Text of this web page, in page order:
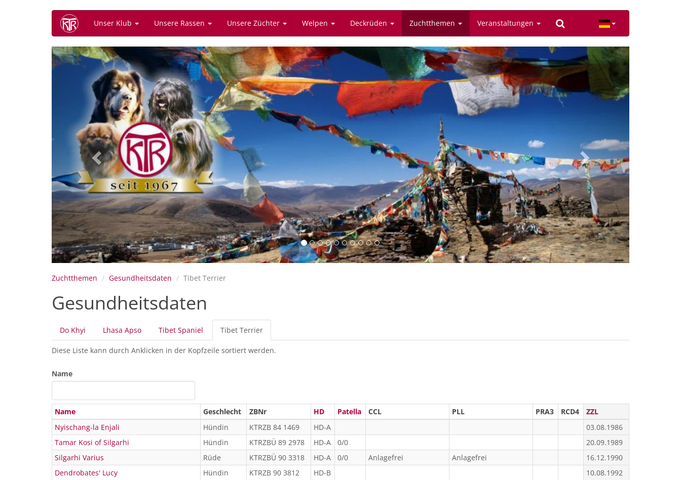
Unser Klub Unsere Rassen Unsere Züchter Welpen Deckrüden Zuchtthemen Veranstaltungen
Previous Next
Zuchtthemen Gesundheitsdaten Tibet Terrier
Gesundheitsdaten
Primäre
Reiter
Do Khyi Lhasa Apso Tibet Spaniel Tibet Terrier
Reiter)
Diese Liste kann durch Anklicken in der Kopfzeile sortiert werden.
Name
Name Geschlecht ZBNr HD Patella CCL PLL PRA3 RCD4
ZZL
Nyischang-la Enjali
Hündin KTRZB 84 1469 HD-A
03.08.1986
Tamar Kosi of Silgarhi
Hündin KTRZBÜ 89 2978 HD-A 0/0
20.09.1989
Silgarhi Varius
Rüde KTRZBÜ 90 3318 HD-A 0/0 Anlagefrei Anlagefrei
16.12.1990
Dendrobates' Lucy
Hündin KTRZB 90 3812 HD-B
10.08.1992